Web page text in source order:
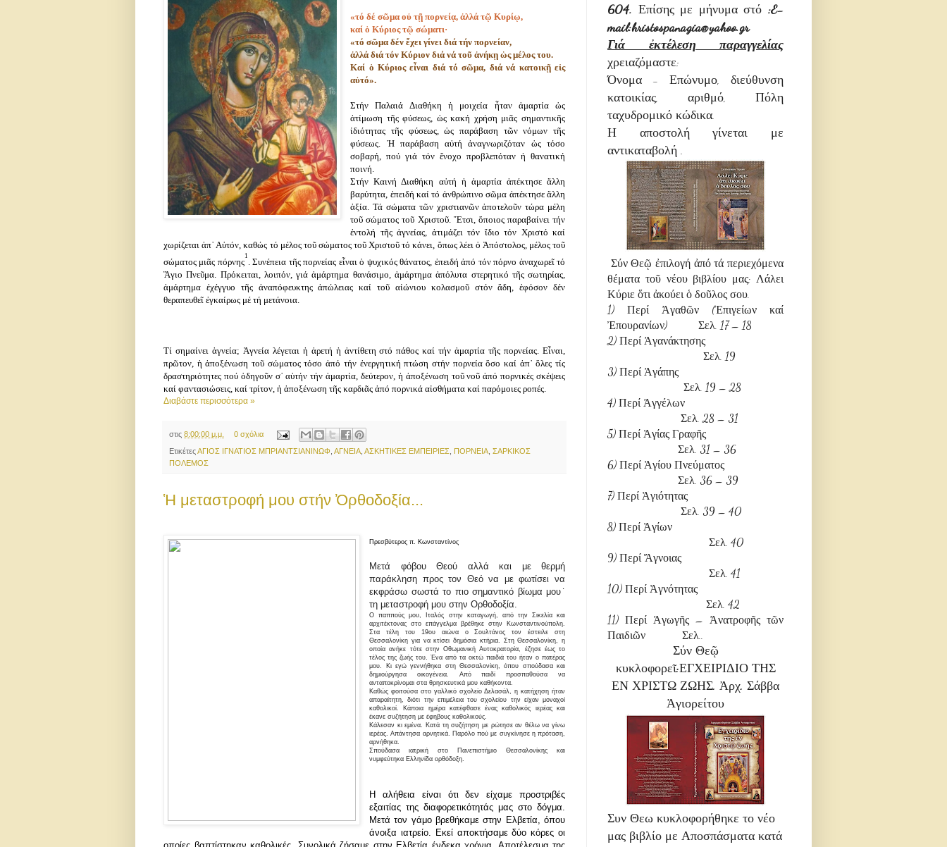
«τό δέ σῶμα οὐ τῇ πορνείᾳ, ἀλλά τῷ Κυρίῳ,
καί ὁ Κύριος τῷ σώματι·
«τό σῶμα δέν ἔχει γίνει διά τήν πορνείαν,
ἀλλά διά τόν Κύριον διά νά τοῦ ἀνήκῃ ὡς μέλος του.
Καί ὁ Κύριος εἶναι διά τό σῶμα, διά νά κατοικῇ εἰς
αὐτό».
Στήν Παλαιά Διαθήκη ἡ μοιχεία ἦτανἁμαρτίαὡς
ἀτίμωση τῆς φύσεως, ὡς κακή χρήση μιᾶς σημαντικῆς
ἰδιότητας τῆς φύσεως, ὡς παράβαση τῶν νόμων τῆς
φύσεως. Ἡ παράβαση αὐτή ἀναγνωριζόταν ὡς τόσο
σοβαρή, πού γιά τόν ἔνοχο προβλεπόταν ἡ θανατική
ποινή.
Στήν Καινή Διαθήκη αὐτή ἡ ἀμαρτία ἀπέκτησε ἄλλη
βαρύτητα, ἐπειδή καί τό ἀνθρώπινο σῶμα ἀπέκτησε ἄλλη
ἀξία. Τά σώματα τῶν χριστιανῶν ἀποτελοῦν τώρα μέλη
τοῦ σώματος τοῦ Χριστοῦ. Ἔτσι, ὅποιος παραβαίνει τήν
ἐντολή τῆς ἁγνείας, ἀτιμάζει τόν ἴδιο τόν Χριστό καί
χωρίζεται ἀπ᾿ Αὐτόν, καθώς τό μέλος τοῦ σώματος τοῦ Χριστοῦ τό κάνει, ὅπως λέει ὁ Ἀπόστολος, μέλος τοῦ
σώματος μιᾶς πόρνης
1
. Συνέπεια τῆς πορνείας εἶναι ὁ ψυχικός θάνατος, ἐπειδή ἀπό τόν πόρνο ἀναχωρεῖ τό
Ἅγιο Πνεῦμα. Πρόκειται, λοιπόν, γιά ἁμάρτημα θανάσιμο, ἁμάρτημα ἀπόλυτα στερητικό τῆς σωτηρίας,
ἁμάρτημα ἐχέγγυο τῆς ἀναπόφευκτης ἀπώλειας καί τοῦ αἰώνιου κολασμοῦ στόν ἅδη, ἐφόσον δέν
θεραπευθεῖ ἐγκαίρως μέ τή μετάνοια.
Τί σημαίνει ἁγνεία; Ἁγνεία λέγεται ἡ ἀρετή ἡ ἀντίθετη στό πάθος καί τήν ἁμαρτία τῆς πορνείας. Εἶναι,
πρῶτον, ἡ ἀποξένωση τοῦ σώματος τόσο ἀπό τήν ἐνεργητική πτώση στήν πορνεία ὅσο καί ἀπ᾿ ὅλες τίς
δραστηριότητες πού ὁδηγοῦν σ᾿ αὐτήν τήν ἁμαρτία, δεύτερον, ἡ ἀποξένωση τοῦ νοῦ ἀπό πορνικές σκέψεις
καί φαντασιώσεις, καί τρίτον, ἡ ἀποξένωση τῆς καρδιᾶς ἀπό πορνικά αἰσθήματα καί παρόμοιες ροπές.
Διαβάστε περισσότερα »
στις 8:00:00 μ.μ. 0 σχόλια
ΕτικέτεςΑΓΙΟΣ ΙΓΝΑΤΙΟΣ ΜΠΡΙΑΝΤΣΙΑΝΙΝΩΦ, ΑΓΝΕΙΑ, ΑΣΚΗΤΙΚΕΣ ΕΜΠΕΙΡΙΕΣ, ΠΟΡΝΕΙΑ, ΣΑΡΚΙΚΟΣ
ΠΟΛΕΜΟΣ
Ἡ μεταστροφή μου στήν Ὀρθοδοξία...
Πρεσβύτερος π. Κωνσταντίνος
Μετά φόβου Θεού αλλά και με θερμή
παράκληση προς τον Θεό να με φωτίσει να
εκφράσω σωστά το πιο σημαντικό βίωμα μου˙
τη μεταστροφή μου στην Ορθοδοξία.
Ο παππούς μου, Ιταλός στην καταγωγή, από την Σικελία και
αρχιτέκτονας στο επάγγελμα βρέθηκε στην Κωνσταντινούπολη.
Στα τέλη του 19ου αιώνα ο Σουλτάνος τον έστειλε στη
Θεσσαλονίκη για να κτίσει δημόσια κτήρια. Στη Θεσσαλονίκη, η
οποία ανήκε τότε στην Οθωμανική Αυτοκρατορία, έζησε έως το
τέλος της ζωής του. Ένα από τα οκτώ παιδιά του ήταν ο πατέρας
μου. Κι εγώ γεννήθηκα στη Θεσσαλονίκη, όπου σπούδασα και
δημιούργησα οικογένεια. Από παιδί προσπαθούσα να
ανταποκρίνομαι στα θρησκευτικά μου καθήκοντα.
Καθώς φοιτούσα στο γαλλικό σχολείο Δελασάλ, η κατήχηση ήταν
απαραίτητη, διότι την επιμέλεια του σχολείου την είχαν μοναχοί
καθολικοί. Κάποια ημέρα κατέφθασε ένας καθολικός ιερέας και
έκανε συζήτηση με έφηβους καθολικούς.
Κάλεσαν κι εμένα. Κατά τη συζήτηση με ρώτησε αν θέλω να γίνω
ιερέας. Απάντησα αρνητικά. Παρόλο πού με συγκίνησε η πρόταση,
αρνήθηκα.
Σπούδασα ιατρική στο Πανεπιστήμιο Θεσσαλονίκης και
νυμφεύτηκα Ελληνίδα ορθόδοξη.
Η αλήθεια είναι ότι δεν είχαμε προστριβές
εξαιτίας της διαφορετικότητάς μας στο δόγμα.
Μετά τον γάμο βρεθήκαμε στην Ελβετία, όπου
άνοιξα ιατρείο. Εκεί αποκτήσαμε δύο κόρες οι
604. Επίσης με μήνυμα στό :E-
mail:hristospanagia@yahoo.gr
Γιά ἐκτέλεση παραγγελίας
χρειαζόμαστε:
Όνομα - Επώνυμο, διεύθυνση
κατοικίας, αριθμό, Πόλη
ταχυδρομικό κώδικα.
Η αποστολή γίνεται με
αντικαταβολή .
Σύν Θεῷ ἐπιλογή ἀπό τά περιεχόμενα
θέματα τοῦ νέου βιβλίου μας: Λάλει
Κύριε ὅτι ἀκούει ὁ δοῦλος σου.
1) Περί Ἀγαθῶν (Ἐπιγείων καί
Ἐπουρανίων) Σελ. 17 – 18
2) Περί Ἀγανάκτησης
Σελ. 19
3) Περί Ἀγάπης
Σελ. 19 – 28
4) Περί Ἀγγέλων
Σελ. 28 – 31
5) Περί Ἁγίας Γραφῆς
Σελ. 31 – 36
6) Περί Ἁγίου Πνεύματος
Σελ. 36 – 39
7) Περί Ἁγιότητας
Σελ. 39 – 40
8) Περί Ἁγίων
Σελ. 40
9) Περί Ἄγνοιας
Σελ. 41
10) Περί Ἁγνότητας
Σελ. 42
11) Περί Ἀγωγῆς – Ἀνατροφῆς τῶν
Παιδιῶν Σελ..
Σύν Θεῷ
κυκλοφορεῖ:ΕΓΧΕΙΡΙΔΙΟ ΤΗΣ
ΕΝ ΧΡΙΣΤΩ ΖΩΗΣ. Ἀρχ. Σάββα
Ἁγιορείτου
Συν Θεω κυκλοφορήθηκε το νέο
μας βιβλίο με Αποσπάσματα κατά